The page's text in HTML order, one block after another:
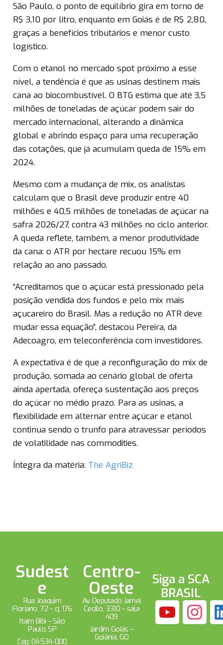
São Paulo, o ponto de equilíbrio gira em torno de
R$ 3,10 por litro, enquanto em Goiás é de R$ 2,80,
graças a benefícios tributários e menor custo
logístico.
Com o etanol no mercado spot próximo a esse
nível, a tendência é que as usinas destinem mais
cana ao biocombustível. O BTG estima que até 3,5
milhões de toneladas de açúcar podem sair do
mercado internacional, alterando a dinâmica
global e abrindo espaço para uma recuperação
das cotações, que já acumulam queda de 15% em
2024.
Mesmo com a mudança de mix, os analistas
calculam que o Brasil deve produzir entre 40
milhões e 40,5 milhões de toneladas de açúcar na
safra 2026/27, contra 43 milhões no ciclo anterior.
A queda reflete, também, a menor produtividade
da cana: o ATR por hectare recuou 15% em
relação ao ano passado.
“Acreditamos que o açúcar está pressionado pela
posição vendida dos fundos e pelo mix mais
açucareiro do Brasil. Mas a redução no ATR deve
mudar essa equação”, destacou Pereira, da
Adecoagro, em teleconferência com investidores.
A expectativa é de que a reconfiguração do mix de
produção, somada ao cenário global de oferta
ainda apertada, ofereça sustentação aos preços
do açúcar no médio prazo. Para as usinas, a
flexibilidade em alternar entre açúcar e etanol
continua sendo o trunfo para atravessar períodos
de volatilidade nas commodities.
Íntegra da matéria: The AgriBiz
Sudest
e
Rua Joaquim
Floriano, 72 – cj. 176
Itaim Bibi – São
Paulo, SP
Cep: 04534-000
Centro-
Oeste
Av. Deputado Jamel
Cecílio, 3310 – sala
409
Jardim Goiás –
Goiânia, GO
Siga a SCA
BRASIL